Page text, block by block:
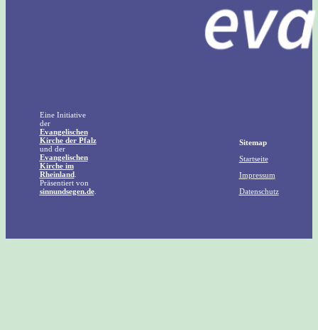
Eine Initiative
der
Evangelischen
Kirche der Pfalz
und der
Evangelischen
Kirche im
Rheinland.
Präsentiert von
sinnundsegen.de.
Sitemap
Startseite
Impressum
Datenschutz